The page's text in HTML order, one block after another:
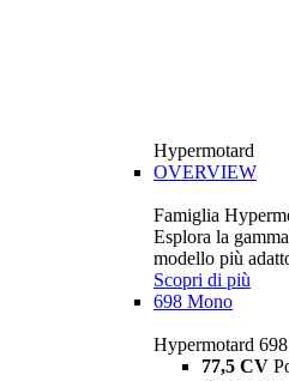
Hypermotard
OVERVIEW
Famiglia
Esplora la
modello più
Scopri di più
698 Mono
Hypermotard
77,5 CV